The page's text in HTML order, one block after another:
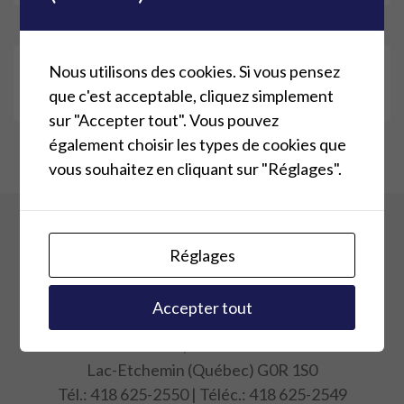
Actualités
Lac-Etchemin (Québec) G0R 1S0
Tél.: 418 625-2550 | Téléc.: 418 625-2549
Nous utilisons des cookies. Si vous pensez
que c'est acceptable, cliquez simplement
sur "Accepter tout". Vous pouvez
également choisir les types de cookies que
vous souhaitez en cliquant sur "Réglages".
Réglages
Accepter tout